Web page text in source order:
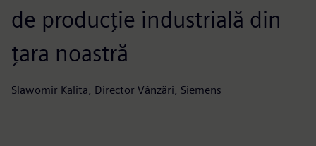
de producție industrială din
țara noastră
Slawomir Kalita, Director Vânzări, Siemens